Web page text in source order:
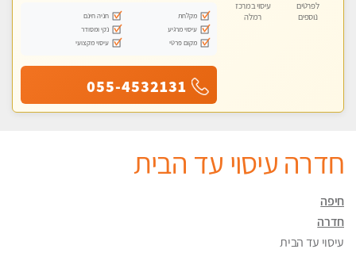
לפרטים
נוספים
עיסוי במרכז
רמלה
מקלחת
חניה חינם
עיסוי מרגיע
נקי ומסודר
מקום פרטי
עיסוי מקצועי
055-4532131
חדרה עיסוי עד הבית
חיפה
חדרה
עיסוי עד הבית